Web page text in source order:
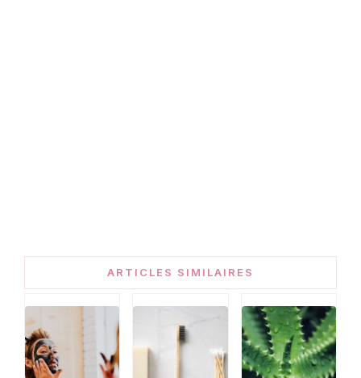
ARTICLES SIMILAIRES